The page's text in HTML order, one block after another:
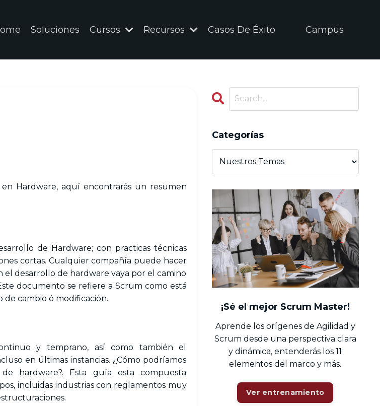
Soluciones Cursos Recursos Casos De Éxito Campus
Hardware, aquí encontrarás un resumen
de Hardware; con practicas técnicas
cortas. Cualquier compañía puede hacer
desarrollo de hardware vaya por el camino
documento se refiere a Scrum como está
cambio ó modificación.
y temprano, así como también el
en últimas instancias. ¿Cómo podríamos
hardware?. Esta guía esta compuesta
incluidas industrias con reglamentos muy
Categorías
¡Sé el mejor Scrum Master!
Aprende los orígenes de Agilidad y
Scrum desde una perspectiva clara
y dinámica, entenderás los 11
elementos del marco y más.
Ver entrenamiento